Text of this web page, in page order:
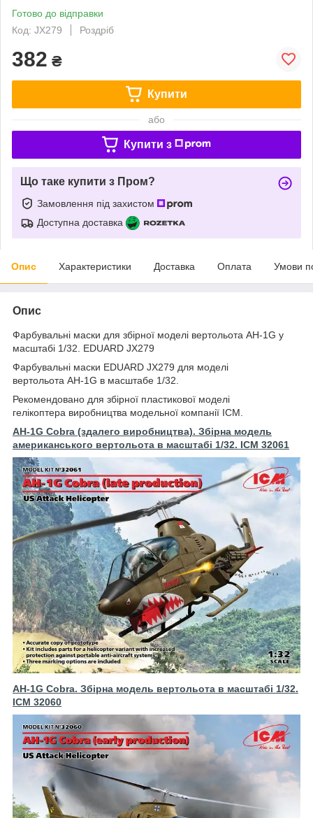
Готово до відправки
Код: JX279
Роздріб
382 ₴
Купити
або
Купити з
Що таке купити з Пром?
Замовлення під захистом
Доступна доставка
Опис Характеристики Доставка Оплата Умови
Опис
Фарбувальні маски для збірної моделі вертольота AH-1G у
масштабі 1/32. EDUARD JX279
Фарбувальні маски EDUARD JX279 для моделі
вертольота AH-1G в масштабе 1/32.
Рекомендовано для збірної пластикової моделі
гелікоптера виробництва модельної компанії ІСМ.
AH-1G Cobra (здалего виробництва). Збірна модель
американського вертольота в масштабі 1/32. ICM 32061
AH-1G Cobra. Збірна модель вертольота в масштабі 1/32.
ICM 32060